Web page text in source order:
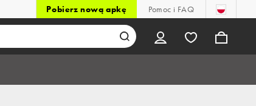
Pobierz nową apkę Pomoc i FAQ